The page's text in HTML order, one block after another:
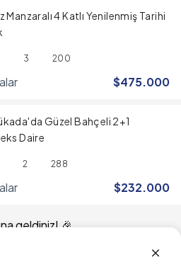
Manzaralı 4 Katlı Yenilenmiş Tarihi
3 200
$475.000
Güzel Bahçeli 2+1
Daire
2 288
$232.000
geldiniz! 🎉